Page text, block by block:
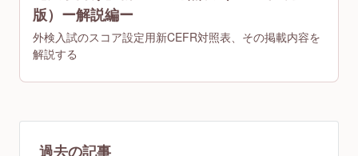
版）ー解説編ー
外検入試のスコア設定用新CEFR対照表、その掲載内容を
解説する
過去の記事